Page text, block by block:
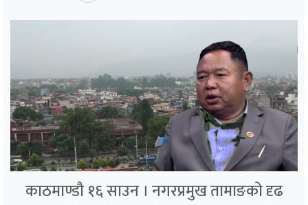
काठमाण्डौ १६ साउन । नगरप्रमुख तामाङको दृढ